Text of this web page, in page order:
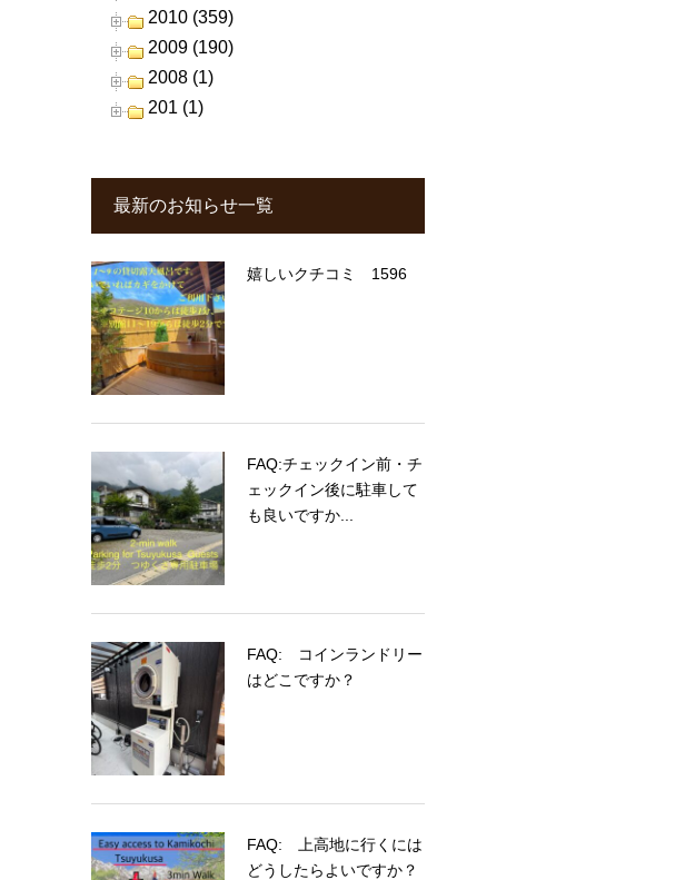
2010 (359)
2009 (190)
2008 (1)
201 (1)
最新のお知らせ一覧
嬉しいクチコミ 1596
FAQ:チェックイン前・チ
ェックイン後に駐車して
も良いですか...
FAQ: コインランドリー
はどこですか？
FAQ: 上高地に行くには
どうしたらよいですか？